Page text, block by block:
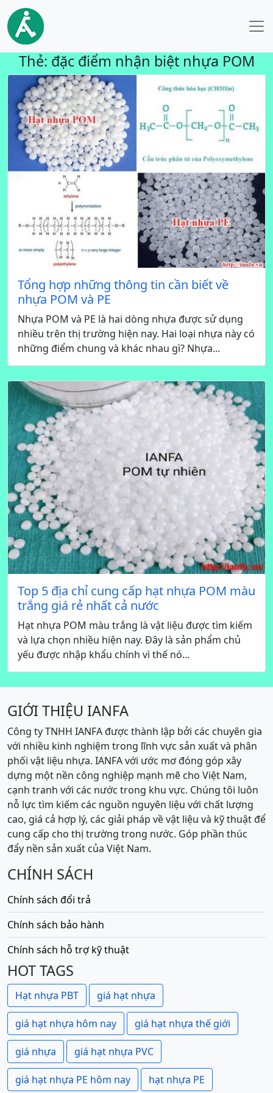
Thẻ: đặc điểm nhận biệt nhựa POM
Tổng hợp những thông tin cần biết về
nhựa POM và PE
Nhựa POM và PE là hai dòng nhựa được sử dụng
nhiều trên thị trường hiện nay. Hai loại nhựa này có
những điểm chung và khác nhau gì? Nhựa...
Top 5 địa chỉ cung cấp hạt nhựa POM màu
trắng giá rẻ nhất cả nước
Hạt nhựa POM màu trắng là vật liệu được tìm kiếm
và lựa chọn nhiều hiện nay. Đây là sản phẩm chủ
yếu được nhập khẩu chính vì thế nó...
GIỚI THIỆU IANFA
Công ty TNHH IANFA được thành lập bởi các chuyên gia
với nhiều kinh nghiệm trong lĩnh vực sản xuất và phân
phối vật liệu nhựa. IANFA với ước mơ đóng góp xây
dựng một nền công nghiệp mạnh mẽ cho Việt Nam,
cạnh tranh với các nước trong khu vực. Chúng tôi luôn
nỗ lực tìm kiếm các nguồn nguyên liệu với chất lượng
cao, giá cả hợp lý, các giải pháp về vật liệu và kỹ thuật để
cung cấp cho thị trường trong nước. Góp phần thúc
đẩy nền sản xuất của Việt Nam.
CHÍNH SÁCH
Chính sách đổi trả
Chính sách bảo hành
Chính sách hỗ trợ kỹ thuật
HOT TAGS
Hạt nhựa PBT giá hạt nhựa
giá hạt nhựa hôm nay giá hạt nhựa thế giới
giá nhựa giá hạt nhựa PVC
giá hạt nhựa PE hôm nay hạt nhựa PE